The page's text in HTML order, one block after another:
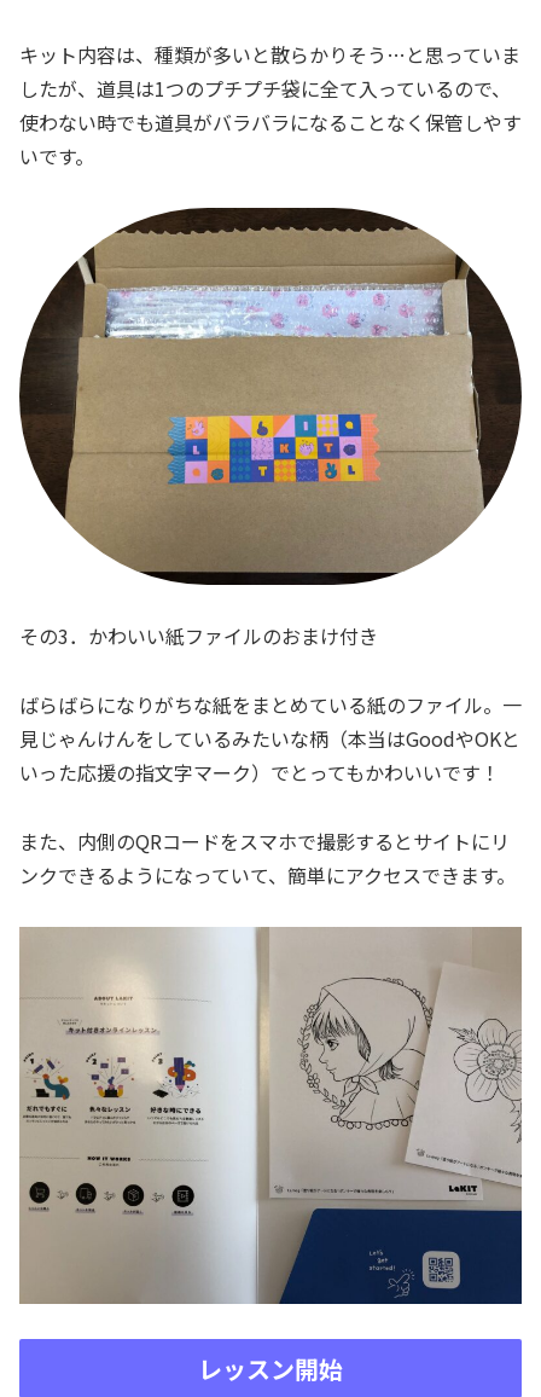
キット内容は、種類が多いと散らかりそう…と思っていま
したが、道具は1つのプチプチ袋に全て入っているので、
使わない時でも道具がバラバラになることなく保管しやす
いです。
その3．かわいい紙ファイルのおまけ付き
ばらばらになりがちな紙をまとめている紙のファイル。一
見じゃんけんをしているみたいな柄（本当はGoodやOKと
いった応援の指文字マーク）でとってもかわいいです！
また、内側のQRコードをスマホで撮影するとサイトにリ
ンクできるようになっていて、簡単にアクセスできます。
レッスン開始